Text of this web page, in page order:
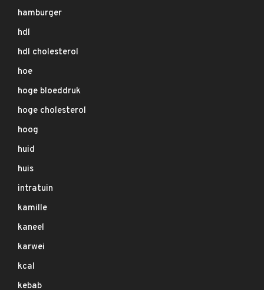
hamburger
hdl
hdl cholesterol
hoe
hoge bloeddruk
hoge cholesterol
hoog
huid
huis
intratuin
kamille
kaneel
karwei
kcal
kebab